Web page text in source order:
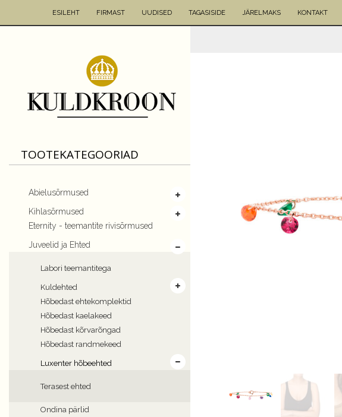
ESILEHT FIRMAST UUDISED TAGASISIDE JÄRELMAKS KONTAKT
TOOTEKATEGOORIAD
Abielusõrmused
Kihlasõrmused
Eternity - teemantite rivisõrmused
Juveelid ja Ehted
Labori teemantitega
Kuldehted
Hõbedast ehtekomplektid
Hõbedast kaelakeed
Hõbedast kõrvarõngad
Hõbedast randmekeed
Luxenter hõbeehted
Terasest ehted
Ondina pärlid